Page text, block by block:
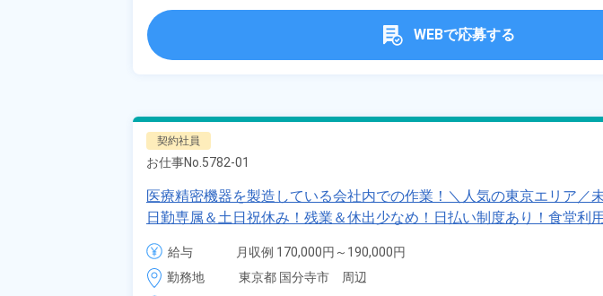
WEBで応募する
契約社員
お仕事No. 5782-01
医療精密機器を製造している会社内での作業！＼人気の東京エリア／
日勤専属＆土日祝休み！残業＆休出少なめ！日払い制度あり！食堂利
125日！《東京都国分寺市》
給与
月収例 170,000円～190,000円
時給 1,250円～1,250円
勤務地
東京都 国分寺市　周辺